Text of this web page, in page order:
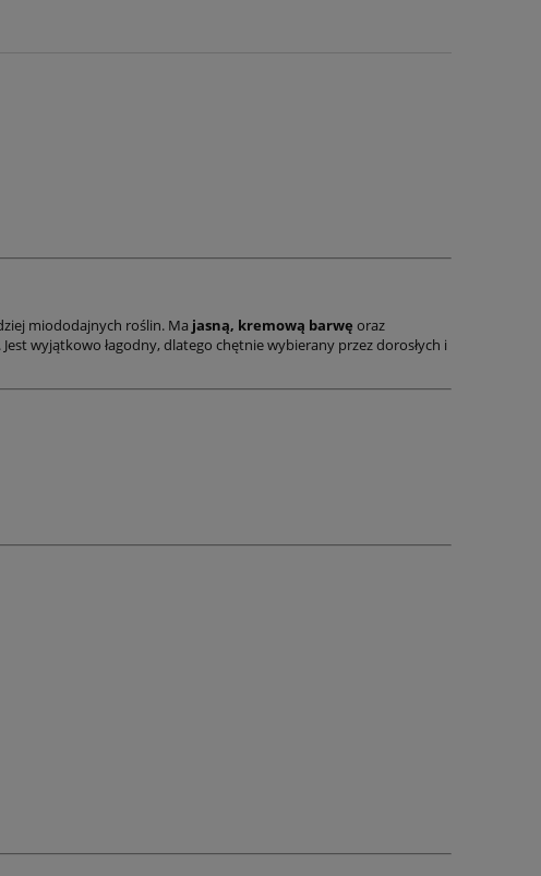
miododajnych roślin. Ma jasną, kremową barwę oraz
wyjątkowo łagodny, dlatego chętnie wybierany przez dorosłych i